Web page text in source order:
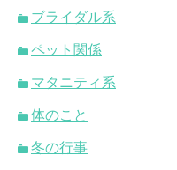
ブライダル系
ペット関係
マタニティ系
体のこと
冬の行事